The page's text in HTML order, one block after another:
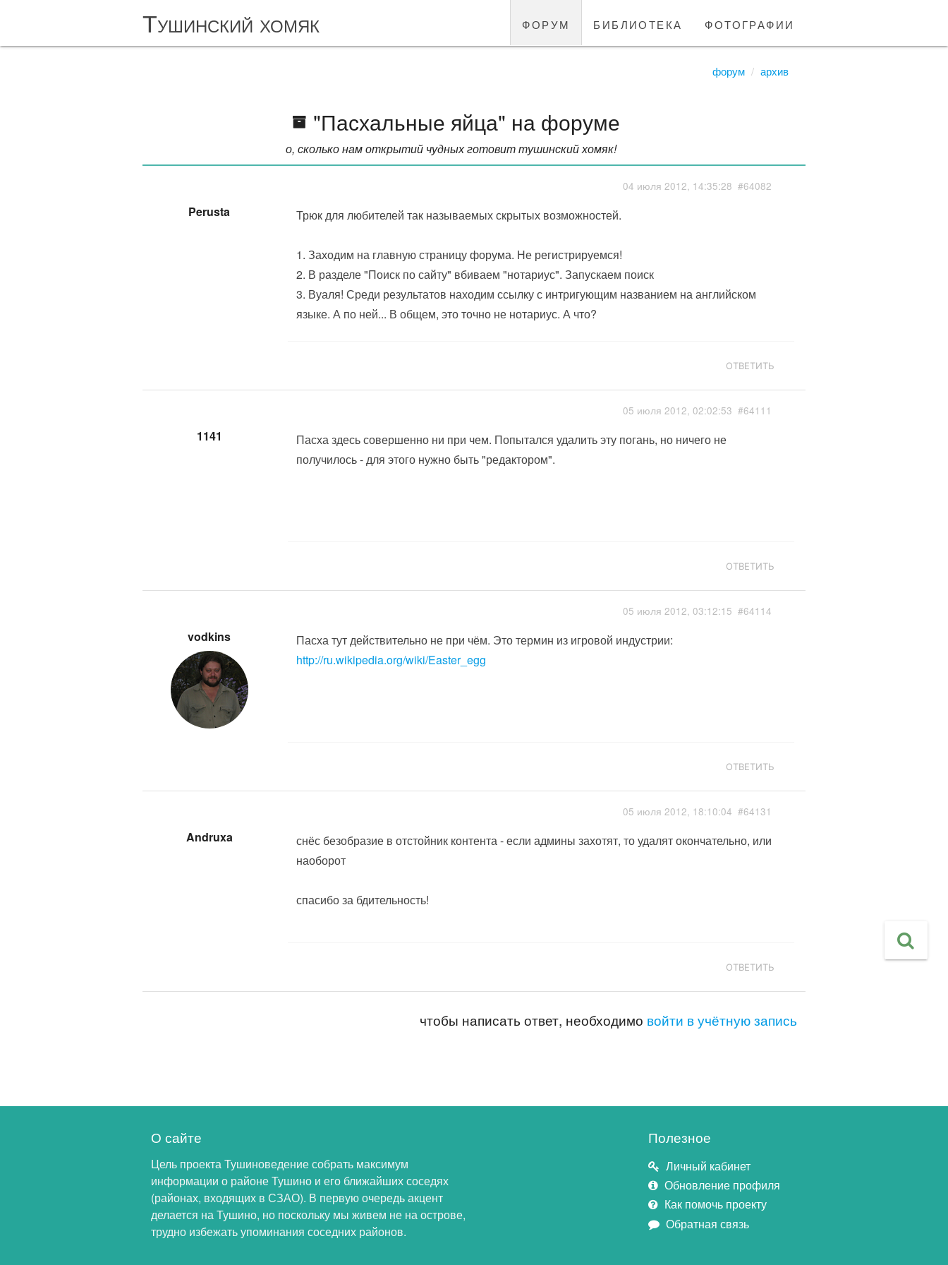
Тушинский хомяк форум библиотека фотографии
форум архив
"Пасхальные яйца" на форуме
о, сколько нам открытий чудных готовит тушинский хомяк!
Perusta
04 июля 2012, 14:35:28 #64082
Трюк для любителей так называемых скрытых возможностей.
1. Заходим на главную страницу форума. Не регистрируемся!
2. В разделе "Поиск по сайту" вбиваем "нотариус". Запускаем поиск
3. Вуаля! Среди результатов находим ссылку с интригующим названием на английском
языке. А по ней... В общем, это точно не нотариус. А что?
ОТВЕТИТЬ
1141
05 июля 2012, 02:02:53 #64111
Пасха здесь совершенно ни при чем. Попытался удалить эту погань, но ничего не
получилось - для этого нужно быть "редактором".
ОТВЕТИТЬ
vodkins
05 июля 2012, 03:12:15 #64114
Пасха тут действительно не при чём. Это термин из игровой индустрии:
http://ru.wikipedia.org/wiki/Easter_egg
ОТВЕТИТЬ
Andruxa
05 июля 2012, 18:10:04 #64131
снёс безобразие в отстойник контента - если админы захотят, то удалят окончательно, или
наоборот
спасибо за бдительность!
ОТВЕТИТЬ
чтобы написать ответ, необходимо войти в учётную запись
О сайте
Цель проекта Тушиноведение собрать максимум
информации о районе Тушино и его ближайших соседях
(районах, входящих в СЗАО). В первую очередь акцент
делается на Тушино, но поскольку мы живем не на острове,
трудно избежать упоминания соседних районов.
Полезное
Личный кабинет
Обновление профиля
Как помочь проекту
Обратная связь